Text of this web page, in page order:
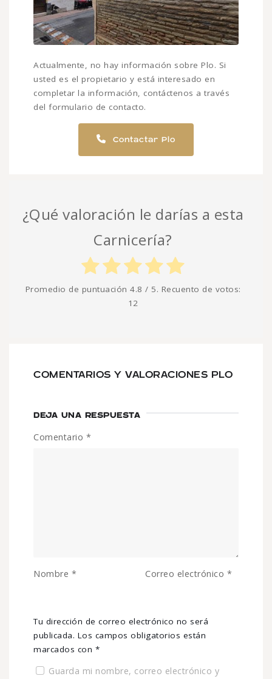
Actualmente, no hay información sobre Plo. Si
usted es el propietario y está interesado en
completar la información, contáctenos a través
del formulario de contacto.
Contactar Plo
¿Qué valoración le darías a esta
Carnicería?
Promedio de puntuación 4.8 / 5. Recuento de votos:
12
COMENTARIOS Y VALORACIONES PLO
DEJA UNA RESPUESTA
Tu dirección de correo electrónico no será
publicada. Los campos obligatorios están
marcados con *
Comentario *
Nombre * Correo electrónico *
Guarda mi nombre, correo electrónico y